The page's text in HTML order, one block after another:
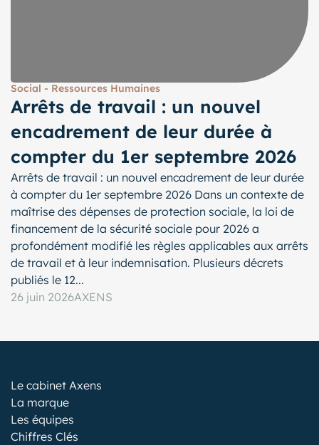
Social - Ressources Humaines
Arrêts de travail : un nouvel
encadrement de leur durée à
compter du 1er septembre 2026
Arrêts de travail : un nouvel encadrement de leur durée
à compter du 1er septembre 2026 Dans un contexte de
maîtrise des dépenses de protection sociale, la loi de
financement de la sécurité sociale pour 2026 a
profondément modifié les règles applicables aux arrêts
de travail et à leur indemnisation. Plusieurs décrets
publiés le 12...
26 juin 2026AXENS
Le cabinet Axens
La marque
Les équipes
Chiffres Clés